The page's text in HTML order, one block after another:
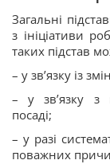
Загальні
з ініціативи
таких підстав
– у зв’язку із
– у зв’язку з
посаді;
– у разі
поважних